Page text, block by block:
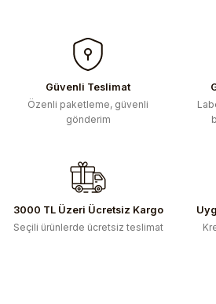
konularda yetersiz gördüğünüz
kullanarak tarafımıza iletebilirsiniz.
Görüş ve önerileriniz için teşekkür
Ürün resmi kalitesiz, bozuk veya
Ürün fiyatı diğer sitelerden daha pahalı.
Bu ürüne benzer farklı alternatifler
Güvenli Teslimat
Özenli paketleme, güvenli
gönderim
3000 TL Üzeri Ücretsiz Kargo
Seçili ürünlerde ücretsiz teslimat